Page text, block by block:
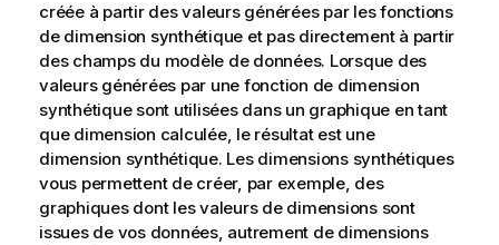
créée à partir des valeurs générées par les fonctions
de dimension synthétique et pas directement à partir
des champs du modèle de données. Lorsque des
valeurs générées par une fonction de dimension
synthétique sont utilisées dans un graphique en tant
que dimension calculée, le résultat est une
dimension synthétique. Les dimensions synthétiques
vous permettent de créer, par exemple, des
graphiques dont les valeurs de dimensions sont
issues de vos données, autrement de dimensions